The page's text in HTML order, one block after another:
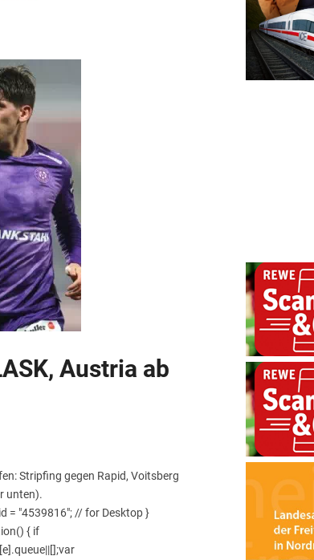
Austria ab
Stripfing gegen Rapid, Voitsberg
unten).
= "4539816"; // for Desktop }
{ if